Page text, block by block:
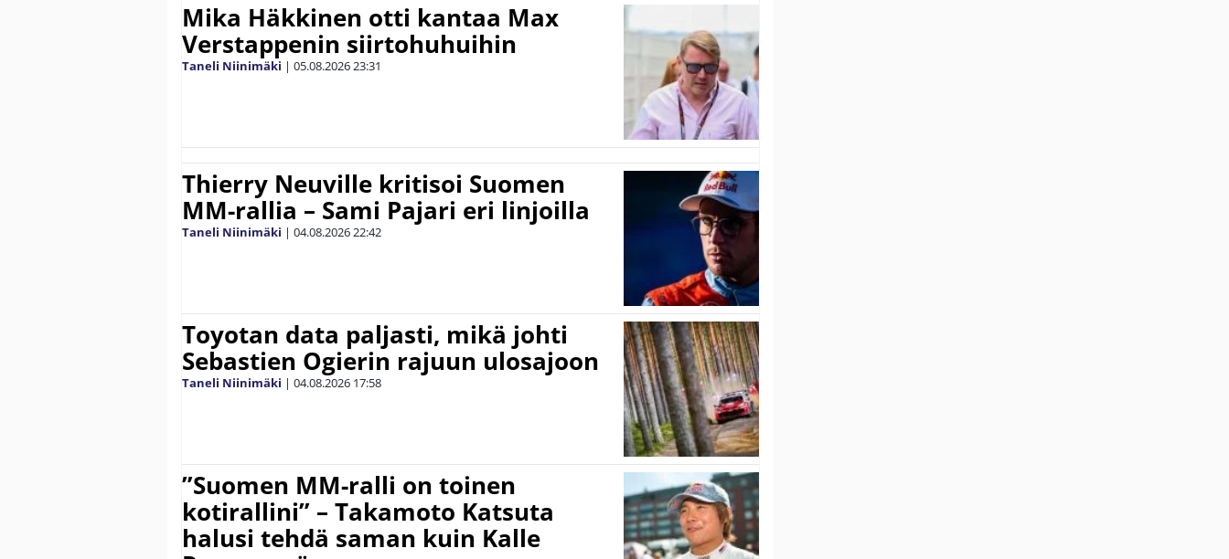
Mika Häkkinen otti kantaa Max
Verstappenin siirtohuhuihin
Taneli Niinimäki | 05.08.202623:31
Thierry Neuville kritisoi Suomen
MM-rallia – Sami Pajari eri linjoilla
Taneli Niinimäki | 04.08.202622:42
Toyotan data paljasti, mikä johti
Sebastien Ogierin rajuun ulosajoon
Taneli Niinimäki | 04.08.2026 17:58
”Suomen MM-ralli on toinen
kotirallini” – Takamoto Katsuta
halusi tehdä saman kuin Kalle